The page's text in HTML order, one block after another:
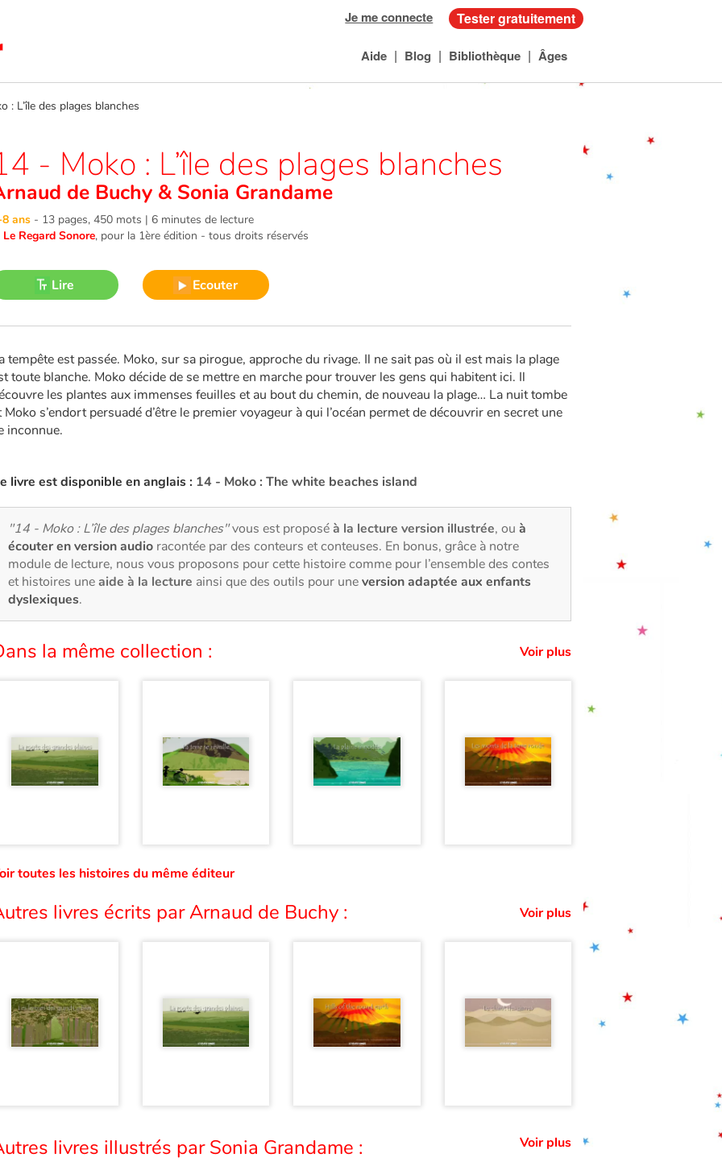
Je me connecte Tester gratuitement
Aide | Blog | Bibliothèque | Âges
L’île des plages blanches
- Moko : L’île des plages blanches
de Buchy & Sonia Grandame
ans - 13 pages, 450 mots | 6 minutes de lecture
Le Regard Sonore, pour la 1ère édition - tous droits réservés
Lire Ecouter
tempête est passée. Moko, sur sa pirogue, approche du rivage. Il ne sait pas où il est mais la plage
toute blanche. Moko décide de se mettre en marche pour trouver les gens qui habitent ici. Il
les plantes aux immenses feuilles et au bout du chemin, de nouveau la plage… La nuit tombe
Moko s’endort persuadé d’être le premier voyageur à qui l’océan permet de découvrir en secret une
inconnue.
livre est disponible en anglais : 14 - Moko : The white beaches island
"14 - Moko : L’île des plages blanches"vous est proposéà la lecture version illustrée, ou à
écouter en version audio racontée par des conteurs et conteuses. En bonus, grâce à notre
module de lecture, nous vous proposons pour cette histoire comme pour l’ensemble des contes
et histoires uneaide à la lecture ainsi que des outils pour uneversion adaptée aux enfants
dyslexiques.
la même collection : Voir plus
toutes les histoires du même éditeur
livres écrits par Arnaud de Buchy : Voir plus
livres illustrés par Sonia Grandame : Voir plus